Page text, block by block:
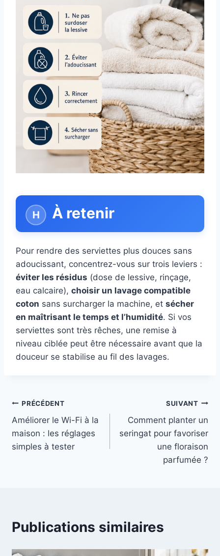
À retenir
Pour rendre des serviettes plus douces sans
adoucissant, concentrez-vous sur trois leviers :
éviter les résidus (dose de lessive, rinçage,
eau calcaire), choisir un lavage compatible
coton sans surcharger la machine, et sécher
en maîtrisant le temps et l’humidité. Si vos
serviettes sont très rêches, une remise à
niveau ciblée peut être nécessaire avant que la
douceur se stabilise au fil des lavages.
Navigation
de
l’article
PRÉCÉDENT
Améliorer le Wi-Fi à la
maison : les réglages
simples à tester
SUIVANT
Comment planter un
seringat pour favoriser
une floraison
parfumée ?
Publications similaires